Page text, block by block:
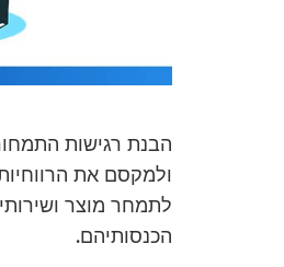
הבנת רגישות
ולמקסם את
לתמחר מוצר
הכנסותיהם.